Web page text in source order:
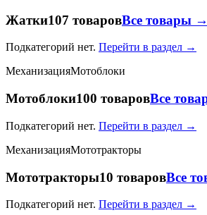
Жатки107 товаровВсе товары →
Подкатегорий нет. Перейти в раздел →
МеханизацияМотоблоки
Мотоблоки100 товаровВсе
Подкатегорий нет. Перейти в раздел →
МеханизацияМототракторы
Мототракторы10 товаровВсе
Подкатегорий нет. Перейти в раздел →